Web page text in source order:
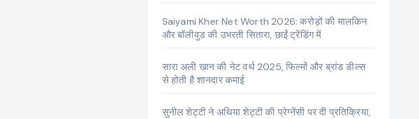
Saiyami Kher Net Worth 2026: करोड़ों की मालकिन
और बॉलीवुड की उभरती सितारा, छाईं ट्रेंडिंग में
सारा अली खान की नेट वर्थ 2025, फिल्मों और ब्रांड डील्स
से होती है शानदार कमाई
सुनील शेट्टी ने अथिया शेट्टी की प्रेग्नेंसी पर दी प्रतिक्रिया,